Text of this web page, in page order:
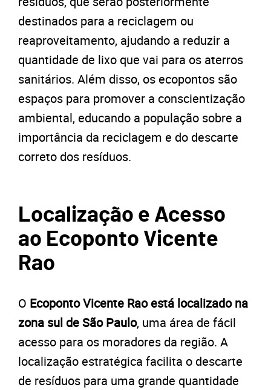
destinados para a reciclagem ou
reaproveitamento, ajudando a reduzir a
quantidade de lixo que vai para os aterros
sanitários. Além disso, os ecopontos são
espaços para promover a conscientização
ambiental, educando a população sobre a
importância da reciclagem e do descarte
correto dos resíduos.
Localização e Acesso
ao Ecoponto Vicente
Rao
O Ecoponto Vicente Rao está localizado na
zona sul de São Paulo, uma área de fácil
acesso para os moradores da região. A
localização estratégica facilita o descarte
de resíduos para uma grande quantidade